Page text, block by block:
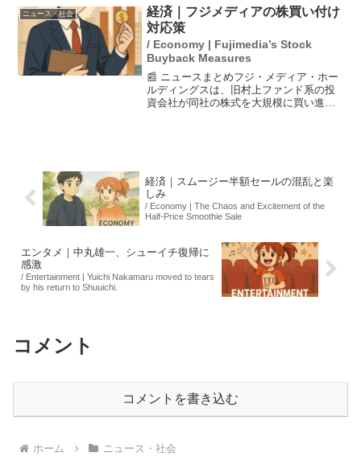
は現在逃走中です。捜査当局は特定の人
物を狙っ...
ニュース・社会
経済｜フジメディアの株買い付け
対応策
/ Economy | Fujimedia’s Stock
Buyback Measures
📰 ニュースまとめフジ・メディア・ホー
ルディングスは、旧村上ファンド系の投
資会社が同社の株式を大規模に買い進め
経済｜スムージー半額セールの混乱と楽
しみ
/ Economy | The Chaos and Excitement of the
Half-Price Smoothie Sale
エンタメ｜中丸雄一、シューイチ復帰に
感激
/ Entertainment | Yuichi Nakamaru moved to tears
by his return to Shuuichi.
コメント
コメントを書き込む
ホーム ニュース・社会